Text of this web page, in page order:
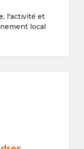
l'activité et
local